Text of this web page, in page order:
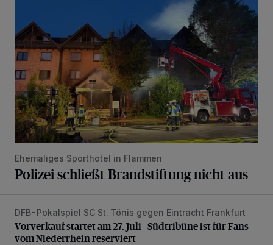
Ehemaliges Sporthotel in Flammen
Polizei schließt Brandstiftung nicht aus
Vorverkauf startet am 27. Juli - Südtribüne ist für Fans
DFB-Pokalspiel SC St. Tönis gegen Eintracht Frankfurt
Vorverkauf startet am 27. Juli - Südtribüne ist für Fans
vom Niederrhein reserviert